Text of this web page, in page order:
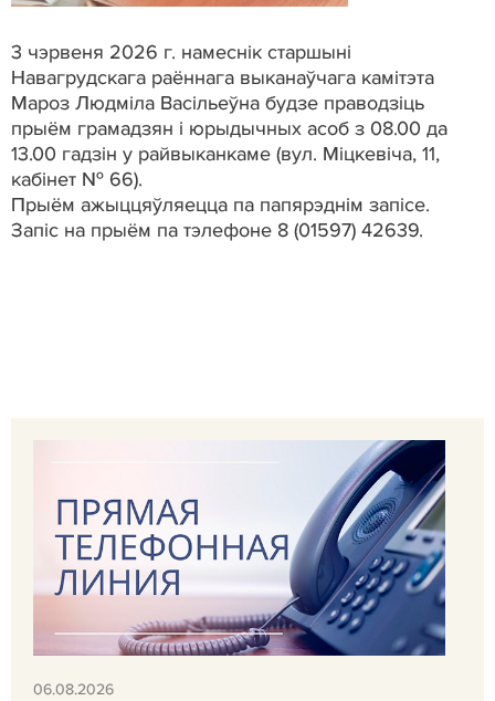
3 чэрвеня 2026 г. намеснік старшыні
Навагрудскага раённага выканаўчага камітэта
Мароз Людміла Васільеўна будзе праводзіць
прыём грамадзян і юрыдычных асоб з 08.00 да
13.00 гадзін у райвыканкаме (вул. Міцкевіча, 11,
кабінет № 66).
Прыём ажыццяўляецца па папярэднім запісе.
Запіс на прыём па тэлефоне 8 (01597) 42639.
06.08.2026